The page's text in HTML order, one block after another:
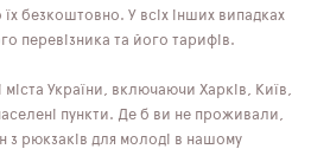
безкоштовно. У всіх інших випадках
перевізника та його тарифів.
міста України, включаючи Харків, Київ,
пункти. Де б ви не проживали,
з рюкзаків для молоді в нашому